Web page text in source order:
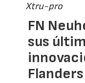
Xtru-pro
FN
sus